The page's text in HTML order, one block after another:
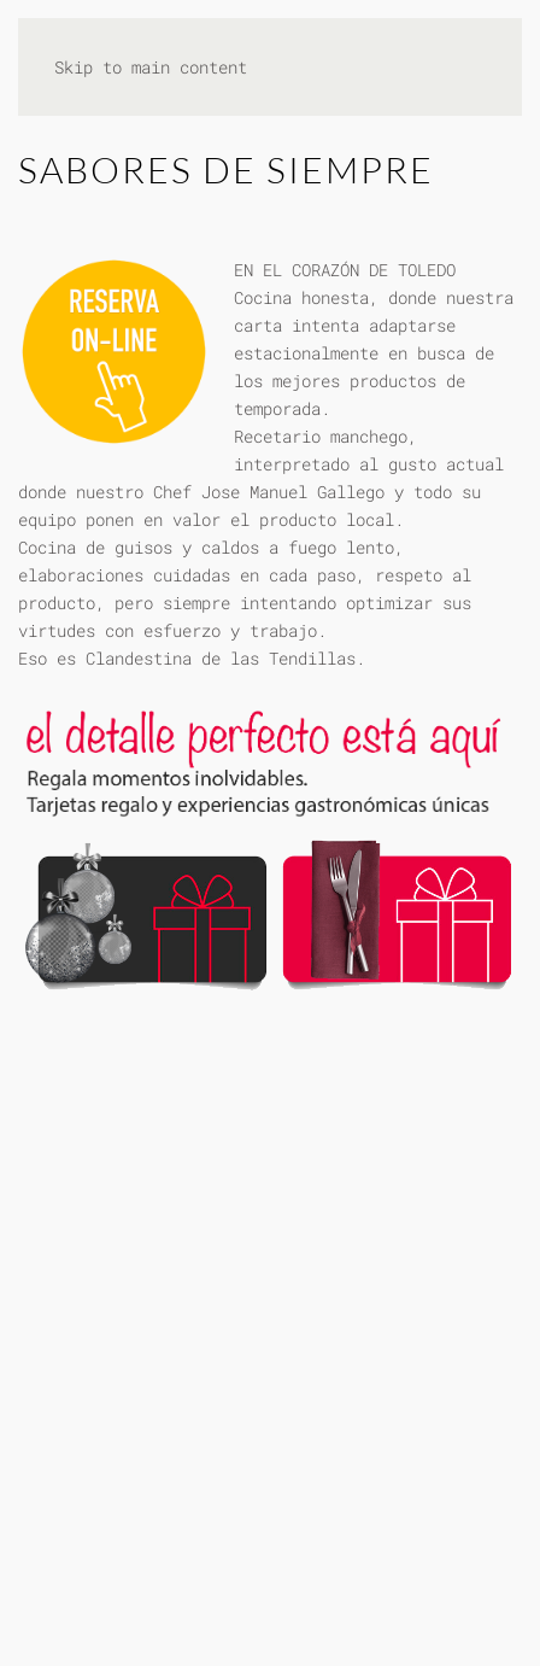
Skip to main content
SABORES DE SIEMPRE
EN EL CORAZÓN DE TOLEDO
Cocina honesta, donde nuestra
carta intenta adaptarse
estacionalmente en busca de
los mejores productos de
temporada.
Recetario manchego,
interpretado al gusto actual
donde nuestro Chef Jose Manuel Gallego y todo su
equipo ponen en valor el producto local.
Cocina de guisos y caldos a fuego lento,
elaboraciones cuidadas en cada paso, respeto al
producto, pero siempre intentando optimizar sus
virtudes con esfuerzo y trabajo.
Eso es Clandestina de las Tendillas.